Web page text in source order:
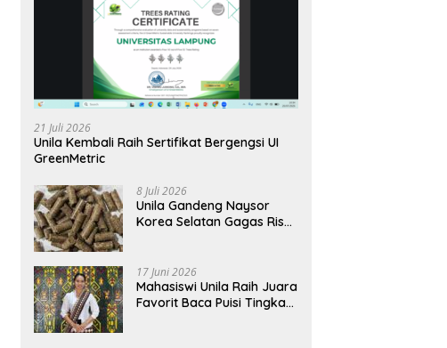
21 Juli 2026
Unila Kembali Raih Sertifikat Bergengsi UI
GreenMetric
8 Juli 2026
Unila Gandeng Naysor
Korea Selatan Gagas Riset
17 Juni 2026
Mahasiswi Unila Raih Juara
Favorit Baca Puisi Tingkat